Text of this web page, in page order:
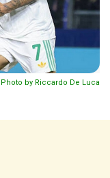
by Riccardo De Luca